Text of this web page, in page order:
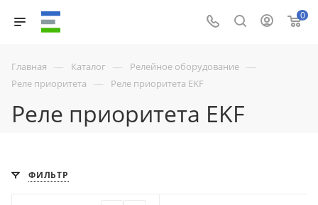
0
Главная — Каталог — Релейное оборудование —
Реле приоритета — Реле приоритета EKF
Реле приоритета EKF
ФИЛЬТР